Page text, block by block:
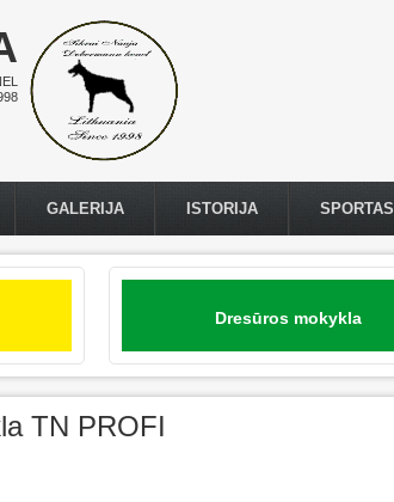
GALERIJA ISTORIJA SPORTAS
Dresūros mokykla
TN PROFI